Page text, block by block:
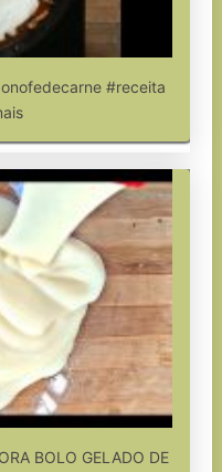
#receita
BOLO GELADO DE